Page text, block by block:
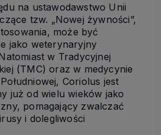
na ustawodawstwo Unii
tzw. „Nowej żywności”,
może być
jako weterynaryjny
w Tradycyjnej
(TMC) oraz w medycynie
Coriolus jest
już od wielu wieków jako
pomagający zwalczać
i dolegliwości